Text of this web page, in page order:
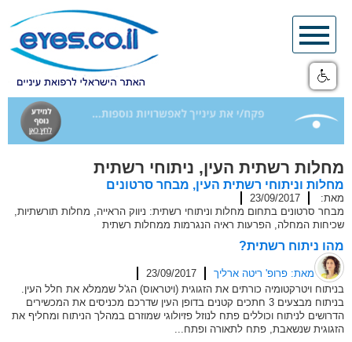
Skip
content
מחלות רשתית העין, ניתוחי רשתית
מחלות וניתוחי רשתית העין, מבחר סרטונים
מאת:
23/09/2017
מבחר סרטונים בתחום מחלות וניתוחי רשתית: ניווק הראייה, מחלות תורשתיות,
שכיחות המחלה, הפרעות ראיה הנגרמות ממחלות רשתית
מהו ניתוח רשתית?
מאת: פרופ' ריטה ארליך
23/09/2017
בניתוח ויטרקטומיה כורתים את הזגוגית (ויטראוס) הג'ל שממלא את חלל העין.
בניתוח מבצעים 3 חתכים קטנים בדופן העין שדרכם מכניסים את המכשירים
הדרושים לניתוח וכוללים פתח לנוזל פזיולוגי שמוזרם במהלך הניתוח ומחליף את
הזגוגית שנשאבת, פתח לתאורה ופתח...